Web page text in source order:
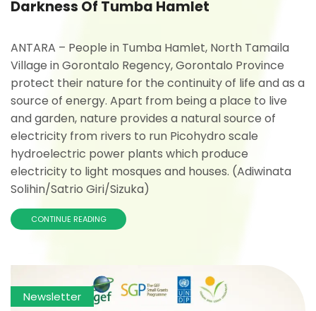
Darkness Of Tumba Hamlet
ANTARA – People in Tumba Hamlet, North Tamaila
Village in Gorontalo Regency, Gorontalo Province
protect their nature for the continuity of life and as a
source of energy. Apart from being a place to live
and garden, nature provides a natural source of
electricity from rivers to run Picohydro scale
hydroelectric power plants which produce
electricity to light mosques and houses. (Adiwinata
Solihin/Satrio Giri/Sizuka)
CONTINUE READING
Newsletter